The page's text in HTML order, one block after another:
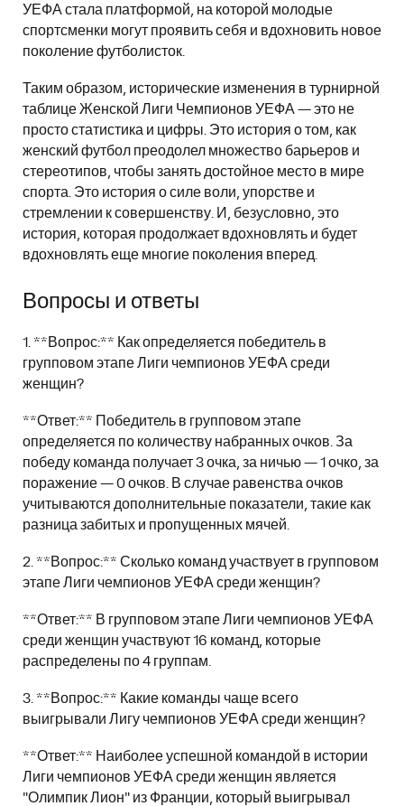
УЕФА стала платформой, на которой молодые
спортсменки могут проявить себя и вдохновить новое
поколение футболисток.
Таким образом, исторические изменения в турнирной
таблице Женской Лиги Чемпионов УЕФА — это не
просто статистика и цифры. Это история о том, как
женский футбол преодолел множество барьеров и
стереотипов, чтобы занять достойное место в мире
спорта. Это история о силе воли, упорстве и
стремлении к совершенству. И, безусловно, это
история, которая продолжает вдохновлять и будет
вдохновлять еще многие поколения вперед.
Вопросы и ответы
1. **Вопрос:** Как определяется победитель в
групповом этапе Лиги чемпионов УЕФА среди
женщин?
**Ответ:** Победитель в групповом этапе
определяется по количеству набранных очков. За
победу команда получает 3 очка, за ничью — 1 очко, за
поражение — 0 очков. В случае равенства очков
учитываются дополнительные показатели, такие как
разница забитых и пропущенных мячей.
2. **Вопрос:** Сколько команд участвует в групповом
этапе Лиги чемпионов УЕФА среди женщин?
**Ответ:** В групповом этапе Лиги чемпионов УЕФА
среди женщин участвуют 16 команд, которые
распределены по 4 группам.
3. **Вопрос:** Какие команды чаще всего
выигрывали Лигу чемпионов УЕФА среди женщин?
**Ответ:** Наиболее успешной командой в истории
Лиги чемпионов УЕФА среди женщин является
"Олимпик Лион" из Франции, который выигрывал